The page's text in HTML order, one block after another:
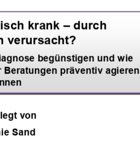
krank – durch
verursacht?
begünstigen und wie
präventiv agieren
von
Sand